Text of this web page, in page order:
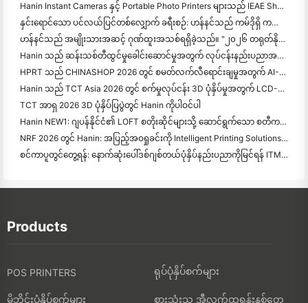
Hanin Instant Cameras နှင့် Portable Photo Printers များသည် IEAE Shenzhen 2026 တွင် စိတ်ဝင်စားမှုကြီးကို ဆွဲဆောင်သည်။
နှင်းရောင်သော ပင်လယ်ပြင်တစ်လျှောက် ခရီးစဉ်: ဟန်နင်သည် ကမ်ဒိုရှိ ကလေးများအား ဓာတ်ပုံပညာရေးအစီ
ဟန်နင်သည် အမျိုးသားအဆင့် ဂုဏ်ထူးအသစ်ရရှိခဲ့သည်။ "၂၀၂၆ တရုတ်နိုင်ငံတွင် ထုတ်လုပ်ထားသည် · စားသုံးသူများမှ ယုံ
Hanin သည် ဆန်းသစ်တီထွင်မှုခေါင်းဆောင်မှုအတွက် လုပ်ငန်းနည်းပညာအမျိုးသားစင်တာအဖြစ် အသိအမှတ
HPRT သည် CHINASHOP 2026 တွင် စမတ်လက်လီရောင်းချမှုအတွက် AI-Driven NEX Series ကိုပြသသည်။
Hanin သည် TCT Asia 2026 တွင် စက်မှုလုပ်ငန်း 3D ပုံနှိပ်မှုအတွက် LCD-L298 နှင့် SJF ဆန်းသစ်တီထွင်မှုများကို ဖော်ပြသည်။
TCT အာရှ 2026 3D ပုံနှိပ်ပြပွဲတွင် Hanin ကိုပါဝင်ပါ
Hanin NEW1: ဂျပန်နိုင်ငံ၏ LOFT စတိုးဆိုင်များသို့ ဆောင်ရွက်သော စတီကယ်ပုံနှိပ်စက်
NRF 2026 တွင် Hanin: အပြည့်အဝရှုခင်းကို Intelligent Printing Solutions ဖြင့် လက်လီရောင်းချမှုကို အာဏာပေးခြင်း
စင်ကာပူတွင်တွေ့ရန်: နောက်ဆုံးပေါ်ဒစ်ဂျစ်တယ်ပုံနှိပ်နည်းပညာကိုမြင်ရန် ITMA ASIA 2025 တွင်ဟာနင်နှင့်အတူ
Products
POS PRINTERS ရုပ်ပုံနှိပ်စက်များ
မိုဘိုင်းပုံနှိပ်စက်များ စားသုံးသူ အီလက်ထရွန်းနစ်တွေ